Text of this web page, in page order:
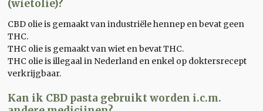
(wietolie)?
CBD olie is gemaakt van industriële hennep en bevat geen
THC.
THC olie is gemaakt van wiet en bevat THC.
THC olie is illegaal in Nederland en enkel op doktersrecept
verkrijgbaar.
Kan ik CBD pasta gebruikt worden i.c.m.